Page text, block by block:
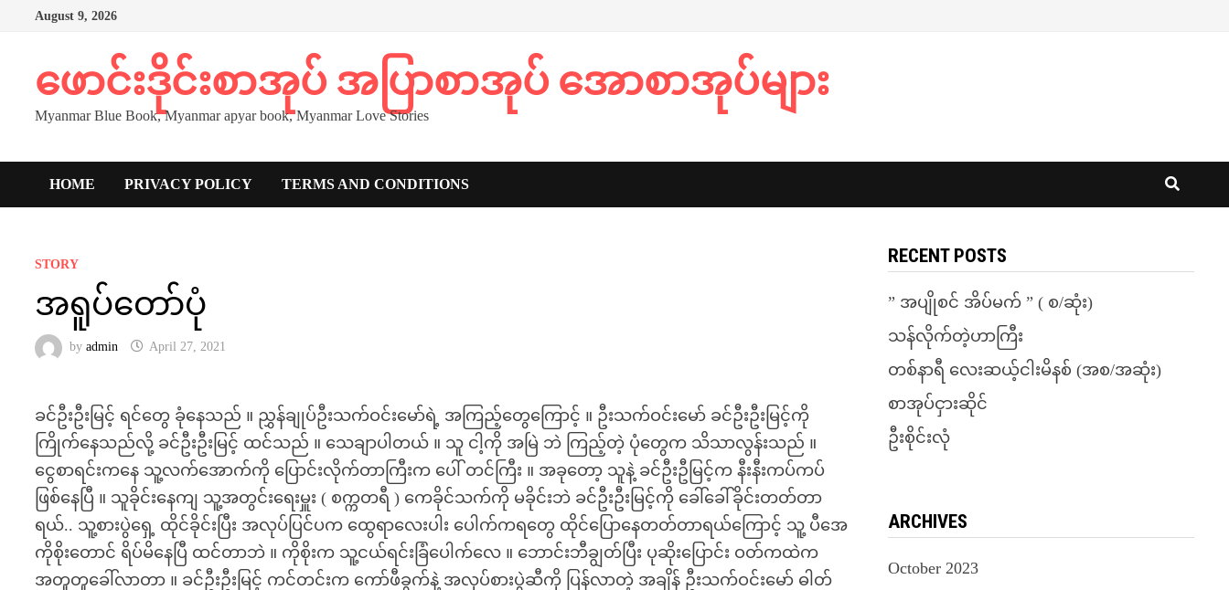
August 9, 2026
ဖောင်းဒိုင်းစာအုပ် အပြာစာအုပ် အောစာအုပ်များ
Myanmar Blue Book, Myanmar apyar book, Myanmar Love Stories
HOME PRIVACY POLICY TERMS AND CONDITIONS
STORY
အရူပ်တော်ပုံ
byadmin April 27, 2021
ခင်ဦးဦးမြင့် ရင်တွေ ခုံနေသည် ။ ညွှန်ချုပ်ဦးသက်ဝင်းမော်ရဲ့ အကြည့်တွေကြောင့် ။ ဦးသက်ဝင်းမော် ခင်ဦးဦးမြင့်ကို
ကြိုက်နေသည်လို့ ခင်ဦးဦးမြင့် ထင်သည် ။ သေချာပါတယ် ။ သူ ငါ့ကို အမြဲ ဘဲ ကြည့်တဲ့ ပုံတွေက သိသာလွန်းသည် ။
ငွေစာရင်းကနေ သူ့လက်အောက်ကို ပြောင်းလိုက်တာကြီးက ပေါ် တင်ကြီး ။ အခုတော့ သူနဲ့ ခင်ဦးဦမြင့်က နီးနီးကပ်ကပ်
ဖြစ်နေပြီ ။ သူခိုင်းနေကျ သူ့အတွင်းရေးမှူး ( စက္ကတရီ ) ကေခိုင်သက်ကို မခိုင်းဘဲ ခင်ဦးဦးမြင့်ကို ခေါ်ခေါ်ခိုင်းတတ်တာ
ရယ်.. သူ့စားပွဲရှေ့ ထိုင်ခိုင်းပြီး အလုပ်ပြင်ပက ထွေရာလေးပါး ပေါက်ကရတွေ ထိုင်ပြောနေတတ်တာရယ်ကြောင့် သူ့ ပီအေ
ကိုစိုးတောင် ရိပ်မိနေပြီ ထင်တာဘဲ ။ ကိုစိုးက သူ့ငယ်ရင်းခြံပေါက်လေ ။ ဘောင်းဘီချွတ်ပြီး ပုဆိုးပြောင်း ဝတ်ကထဲက
အတူတူခေါ်လာတာ ။ ခင်ဦးဦးမြင့် ကင်တင်းက ကော်ဖီခွက်နဲ့ အလုပ်စားပွဲဆီကို ပြန်လာတဲ့ အချိန် ဦးသက်ဝင်းမော် ဓါတ်
RECENT POSTS
” အပျိုစင် အိပ်မက် ” ( စ/ဆုံး)
သန်လိုက်တဲ့ဟာကြီး
တစ်နာရီ လေးဆယ့်ငါးမိနစ် (အစ/အဆုံး)
စာအုပ်ငှားဆိုင်
ဦးစိုင်းလုံ
ARCHIVES
October 2023